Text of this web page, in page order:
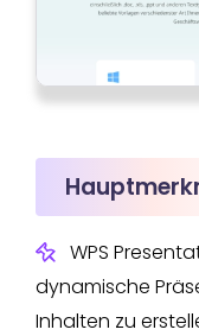
WPS
dynamische
Inhalten zu